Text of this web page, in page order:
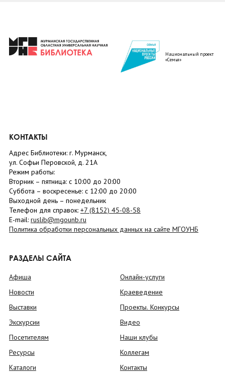
Национальный проект
«Семья»
КОНТАКТЫ
Адрес Библиотеки: г. Мурманск,
ул. Софьи Перовской, д. 21А
Режим работы:
Вторник – пятница: с 10:00 до 20:00
Суббота – воскресенье: c 12:00 до 20:00
Выходной день – понедельник
Телефон для справок: +7 (8152) 45-08-58
E-mail: ruslib@mgounb.ru
Политика обработки персональных данных на сайте МГОУНБ
РАЗДЕЛЫ САЙТА
Афиша
Новости
Выставки
Экскурсии
Посетителям
Ресурсы
Каталоги
Онлайн-услуги
Краеведение
Проекты. Конкурсы
Видео
Наши клубы
Коллегам
Контакты